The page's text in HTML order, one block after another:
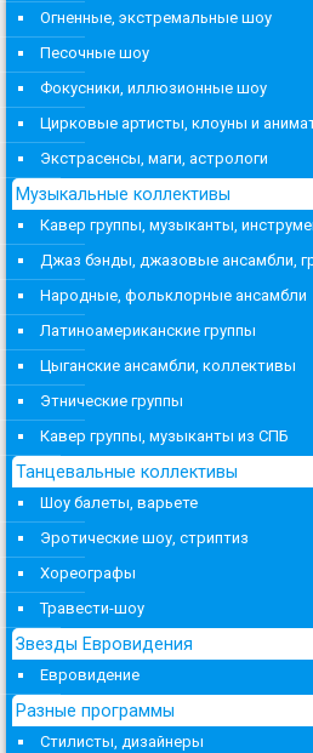
Огненные, экстремальные шоу
Песочные шоу
Фокусники, иллюзионные шоу
Цирковые артисты, клоуны и
Экстрасенсы, маги, астрологи
Музыкальные коллективы
Кавер группы, музыканты,
Джаз бэнды, джазовые ансамбли,
Народные, фольклорные ансамбли
Латиноамериканские группы
Цыганские ансамбли, коллективы
Этнические группы
Кавер группы, музыканты из СПБ
Танцевальные коллективы
Шоу балеты, варьете
Эротические шоу, стриптиз
Хореографы
Травести-шоу
Звезды Евровидения
Евровидение
Разные программы
Стилисты, дизайнеры